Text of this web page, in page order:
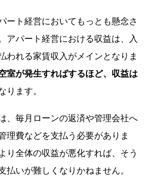
ート経営においてもっとも懸念さ
アパート経営における収益は、入
われる家賃収入がメインとなりま
室が発生すればするほど、収益は
ります。
、毎月ローンの返済や管理会社へ
理費などを支払う必要がありま
り全体の収益が悪化すれば、そう
払いが難しくなりかねません。